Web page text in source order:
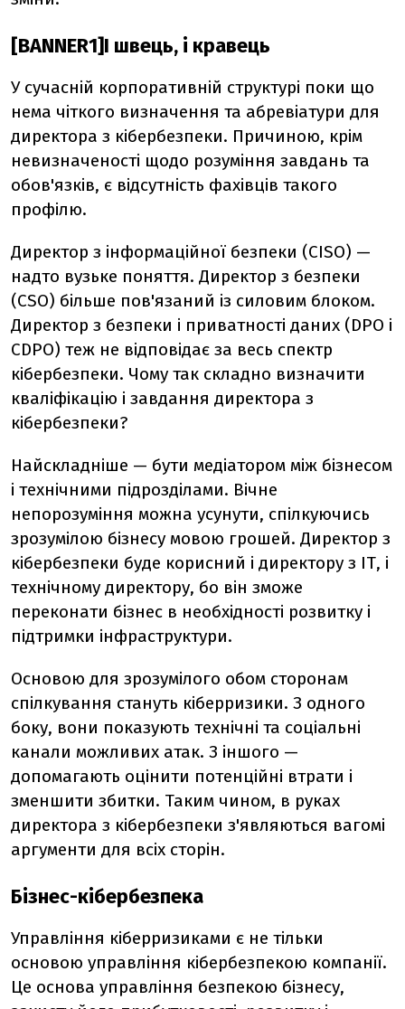
[BANNER1]І швець, і кравець
У сучасній корпоративній структурі поки що
нема чіткого визначення та абревіатури для
директора з кібербезпеки. Причиною, крім
невизначеності щодо розуміння завдань та
обов'язків, є відсутність фахівців такого
профілю.
Директор з інформаційної безпеки (CISO) —
надто вузьке поняття. Директор з безпеки
(CSO) більше пов'язаний із силовим блоком.
Директор з безпеки і приватності даних (DPO і
CDPO) теж не відповідає за весь спектр
кібербезпеки. Чому так складно визначити
кваліфікацію і завдання директора з
кібербезпеки?
Найскладніше — бути медіатором між бізнесом
і технічними підрозділами. Вічне
непорозуміння можна усунути, спілкуючись
зрозумілою бізнесу мовою грошей. Директор з
кібербезпеки буде корисний і директору з ІТ, і
технічному директору, бо він зможе
переконати бізнес в необхідності розвитку і
підтримки інфраструктури.
Основою для зрозумілого обом сторонам
спілкування стануть кіберризики. З одного
боку, вони показують технічні та соціальні
канали можливих атак. З іншого —
допомагають оцінити потенційні втрати і
зменшити збитки. Таким чином, в руках
директора з кібербезпеки з'являються вагомі
аргументи для всіх сторін.
Бізнес-кібербезпека
Управління кіберризиками є не тільки
основою управління кібербезпекою компанії.
Це основа управління безпекою бізнесу,